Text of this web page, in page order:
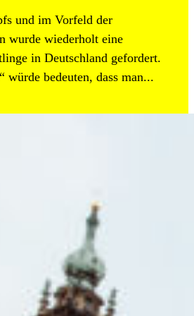
und im Vorfeld der
wurde wiederholt eine
in Deutschland gefordert.
würde bedeuten, dass man...